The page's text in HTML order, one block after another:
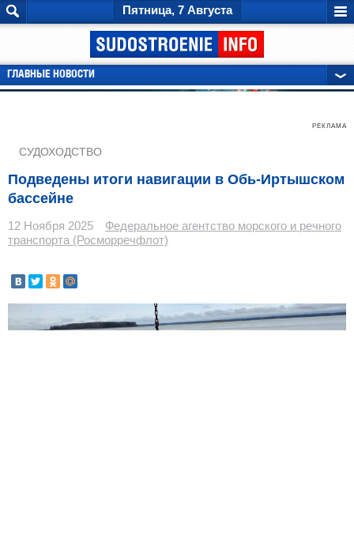
Пятница, 7 Августа
ГЛАВНЫЕ НОВОСТИ
РЕКЛАМА
СУДОХОДСТВО
Подведены итоги навигации в Обь-Иртышском
бассейне
12 Ноября 2025
Федеральное агентство морского и речного
транспорта (Росморречфлот)